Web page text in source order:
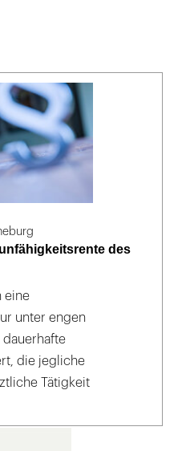
des
eine
unter engen
dauerhafte
die jegliche
Tätigkeit